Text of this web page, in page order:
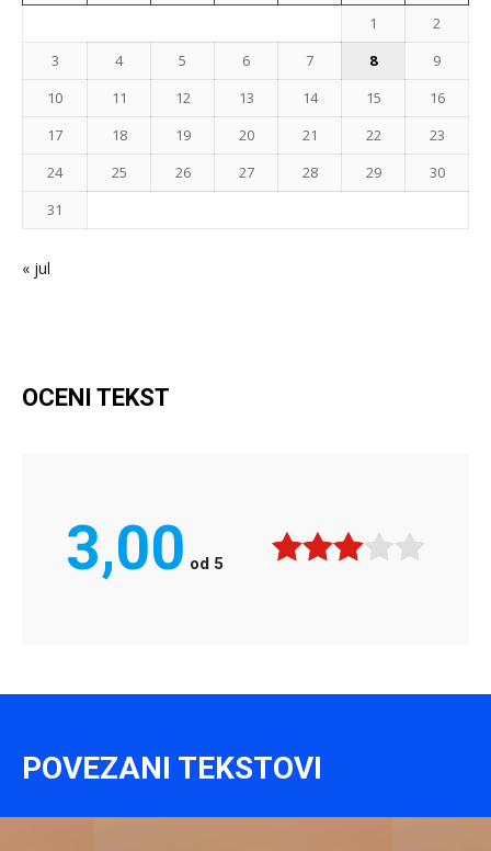
1
2
3
4 5 6 7 8
9
10
11 12 13 14 15
16
17
18 19 20 21 22
23
24
25 26 27 28 29
30
31
« jul
OCENI TEKST
3,00 od 5
POVEZANI TEKSTOVI